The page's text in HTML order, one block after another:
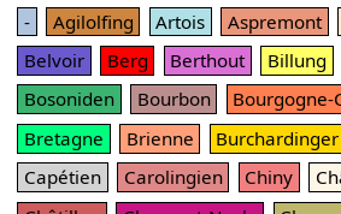
-
Agilolfing Artois Aspremont
Belvoir
Berg Berthout Billung
Bosoniden
Bourbon Bourgogne-
Bretagne
Brienne Burchardinger
Capétien
Carolingien Chiny